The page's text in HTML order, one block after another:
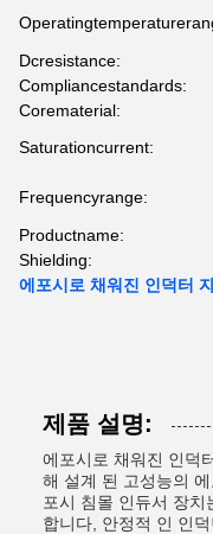
Dcresistance:
Compliancestandards:
Corematerial:
Saturationcurrent:
Frequencyrange:
Productname:
Shielding:
에포시로 채워진 인덕터
제품 설명:
에포시로 채워진 인덕
해 설계 된 고성능의
포시 침몰 인듀서 장
합니다, 안정적 인 인